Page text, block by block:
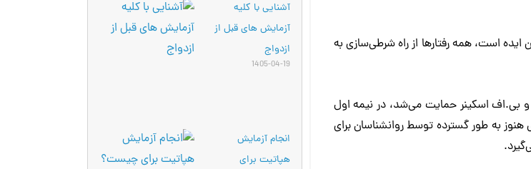
ایده است، همه رفتارها از راه شرطی‌سازی به
بی‌.اف ‌اسکینر حمایت می‌شد، در نیمه اول
به طور گسترده توسط روانشناسان برای
آشنایی با کلیه
آزمایش های قبل از
ازدواج
1405-04-19
انجام آزمایش
هپاتیت برای